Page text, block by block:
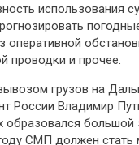
использования
оперативной
проводки и прочее.
грузов на
России Владимир
образовался
СМП должен